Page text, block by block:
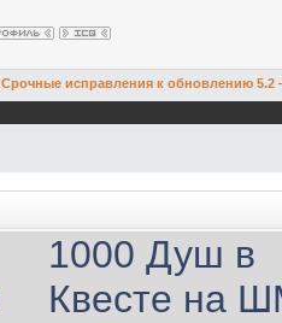
Срочные исправления к обновлению 5.2
1000 Душ в
Квесте на